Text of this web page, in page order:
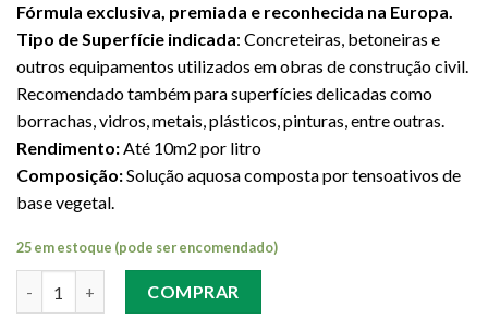
Fórmula exclusiva, premiada e reconhecida na Europa.
Tipo de Superfície indicada: Concreteiras, betoneiras e
outros equipamentos utilizados em obras de construção civil.
Recomendado também para superfícies delicadas como
borrachas, vidros, metais, plásticos, pinturas, entre outras.
Rendimento:Até 10m2 por litro
Composição:Solução aquosa composta por tensoativos de
base vegetal.
25 em estoque (pode ser encomendado)
COMPRAR